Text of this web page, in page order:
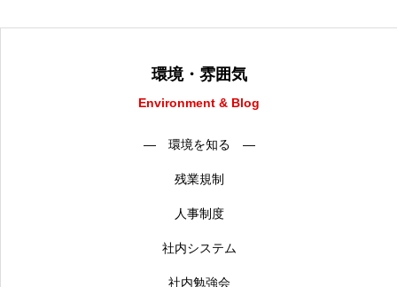
環境・雰囲気
Environment & Blog
― 環境を知る ―
残業規制
人事制度
社内システム
社内勉強会